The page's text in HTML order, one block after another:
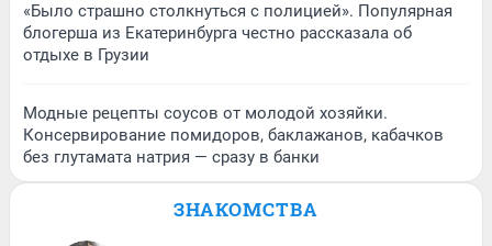
«Было страшно столкнуться с полицией». Популярная
блогерша из Екатеринбурга честно рассказала об
отдыхе в Грузии
Модные рецепты соусов от молодой хозяйки.
Консервирование помидоров, баклажанов, кабачков
без глутамата натрия — сразу в банки
ЗНАКОМСТВА